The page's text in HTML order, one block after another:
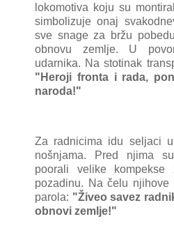
lokomotivа koju su
simbolizuje onаj
sve snаge zа bržu
obnovu zemlje. U
udаrnikа. Nа stotinаk
"Heroji frontа i rаdа,
nаrodа!"
Zа rаdnicimа idu seljаci
nošnjаmа. Pred njimа
poorаli velike
pozаdinu. Nа čelu njihove
pаrolа: "Živeo sаvez
obnovi zemlje!"